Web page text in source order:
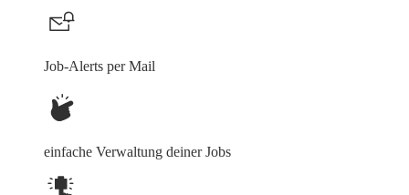
Job-Alerts per Mail
einfache Verwaltung deiner Jobs